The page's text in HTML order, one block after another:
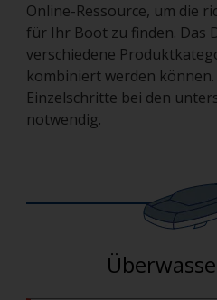
Online-Ressource, um die
für Ihr Boot zu finden. Das
verschiedene
kombiniert werden
Einzelschritte bei den
notwendig.